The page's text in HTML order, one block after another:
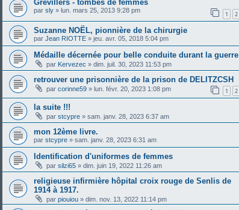
Grevillers - tombes de femmes
par sly » lun. mars 25, 2013 9:28 pm 1 2
Suzanne NOËL, pionnière de la chirurgie
par Jean RIOTTE » jeu. avr. 05, 2018 5:04 pm
Médaille décernée pour belle conduite durant la guerre
par Kervezec » dim. juil. 30, 2023 11:53 pm
retrouver une prisonnière de la prison de DELITZCSH
par corinne59 » lun. févr. 20, 2023 1:08 pm 1 2
la suite !!!
par stcypre » sam. janv. 28, 2023 6:37 am
mon 12ème livre.
par stcypre » sam. janv. 28, 2023 6:31 am
Identification d'uniformes de femmes
par silzi65 » dim. juin 19, 2022 11:26 am
religieuse infirmière hôpital croix rouge de Senlis de
1914 à 1917.
par piouiou » dim. nov. 13, 2022 11:14 pm